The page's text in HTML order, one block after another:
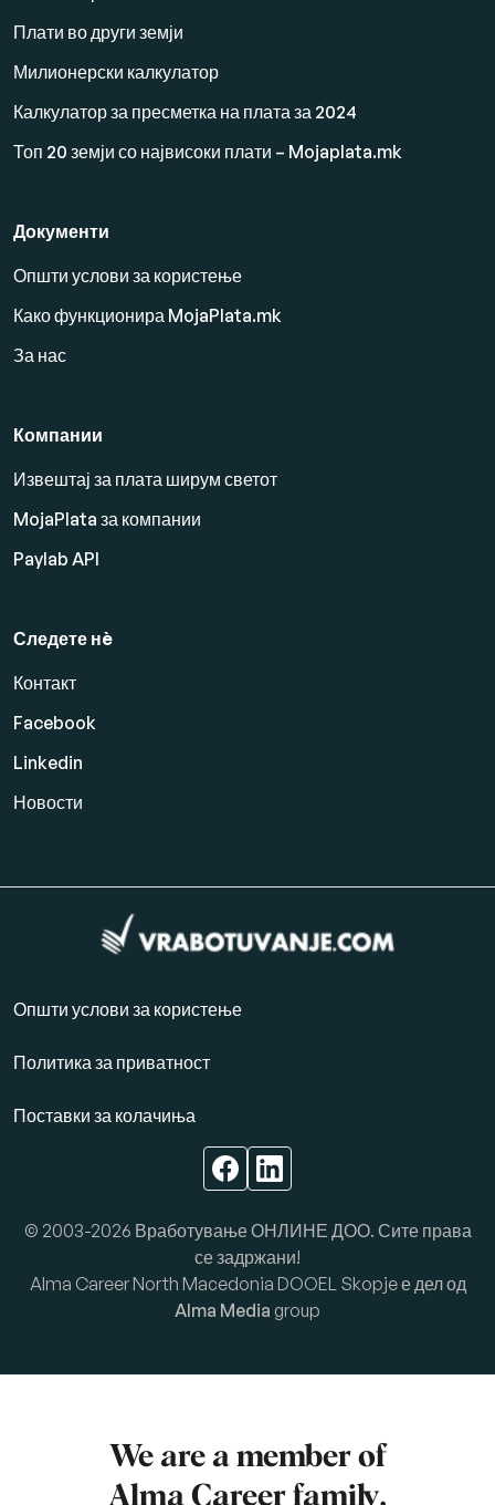
Плати во други земји
Милионерски калкулатор
Калкулатор за пресметка на плата за 2024
Топ 20 земји со највисоки плати – Mojaplata.mk
Документи
Општи услови за користење
Како функционира MojaPlata.mk
За нас
Компании
Извештај за плата ширум светот
MojaPlata за компании
Paylab API
Следете нè
Контакт
Facebook
Linkedin
Новости
Општи услови за користење
Политика за приватност
Поставки за колачиња
© 2003-2026 Вработување ОНЛИНЕ ДОО. Сите права
се задржани!
Alma Career North Macedonia DOOEL Skopje е дел од
Alma Media group
We are a member of
Alma Career family.